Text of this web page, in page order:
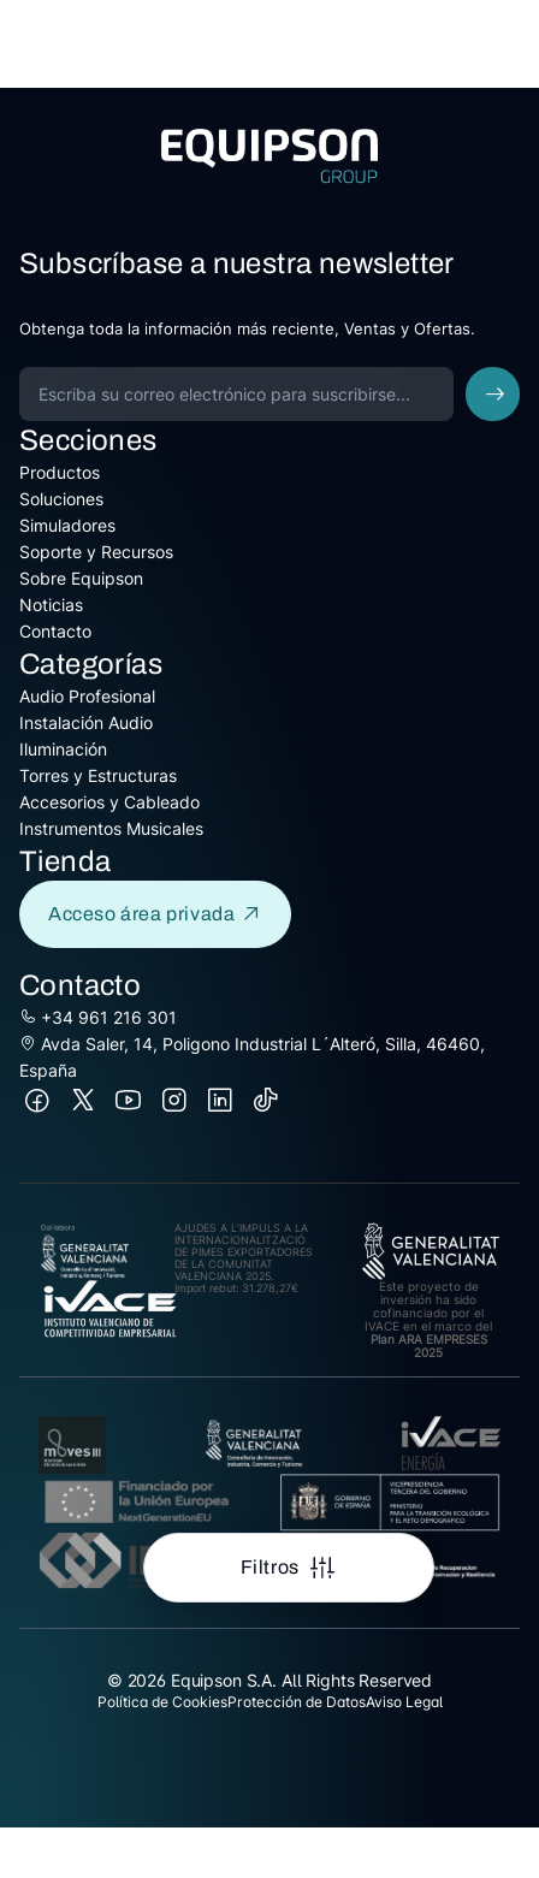
Filtros
Subscríbase a nuestra newsletter
Obtenga toda la información más reciente, Ventas y Ofertas.
Secciones
Productos
Soluciones
Simuladores
Soporte y Recursos
Sobre Equipson
Noticias
Contacto
Categorías
Audio Profesional
Instalación Audio
Iluminación
Torres y Estructuras
Accesorios y Cableado
Instrumentos Musicales
Tienda
Acceso área privada
Contacto
+34 961 216 301
Avda Saler, 14, Poligono Industrial L´Alteró, Silla, 46460,
España
AJUDES A L’IMPULS A LA
INTERNACIONALITZACIÓ
DE PIMES EXPORTADORES
DE LA COMUNITAT
VALENCIANA 2025.
Import rebut: 31.278,27€
Este proyecto de
inversión ha sido
cofinanciado por el
IVACE en el marco del
Plan ARA EMPRESES
2025
© 2026 Equipson S.A. All Rights Reserved
Política de CookiesProtección de DatosAviso Legal